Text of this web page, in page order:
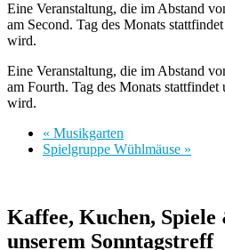
Eine Veranstaltung, die im Abstand
am Second. Tag des Monats
wird.
Eine Veranstaltung, die im Abstand
am Fourth. Tag des Monats
wird.
« Musikgarten
Spielgruppe Wühlmäuse »
Kaffee, Kuchen, Spiele
unserem Sonntagstreff